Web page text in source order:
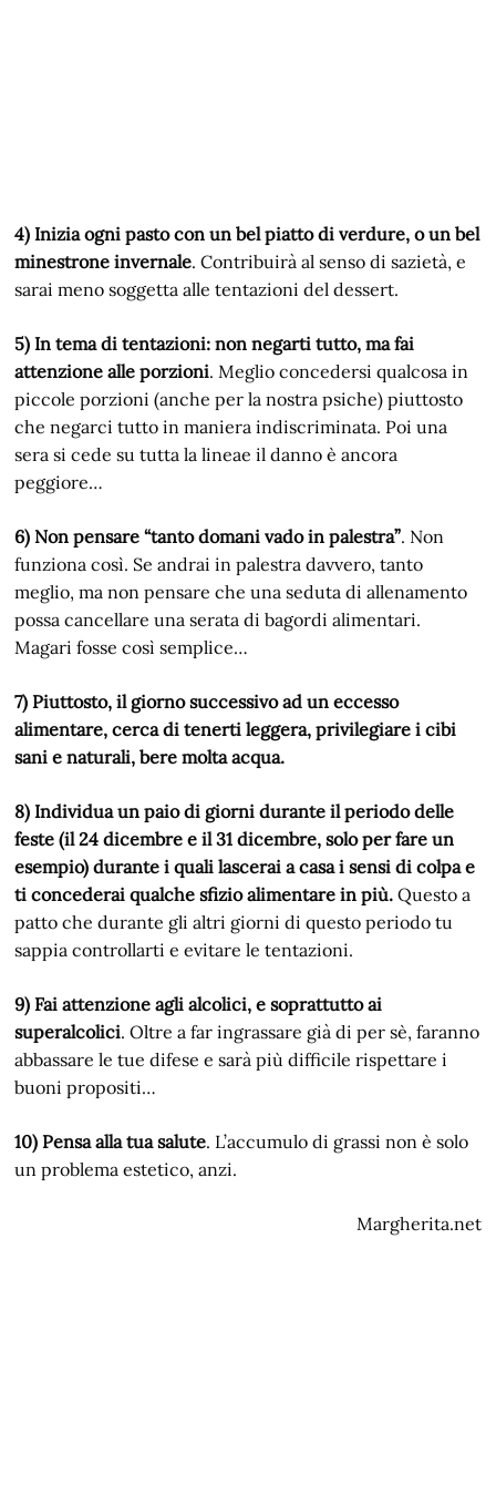
4) Inizia ogni pasto con un bel piatto di verdure, o un bel
minestrone invernale. Contribuirà al senso di sazietà, e
sarai meno soggetta alle tentazioni del dessert.
5) In tema di tentazioni: non negarti tutto, ma fai
attenzione alle porzioni. Meglio concedersi qualcosa in
piccole porzioni (anche per la nostra psiche) piuttosto
che negarci tutto in maniera indiscriminata. Poi una
sera si cede su tutta la lineae il danno è ancora
peggiore…
6) Non pensare “tanto domani vado in palestra”. Non
funziona così. Se andrai in palestra davvero, tanto
meglio, ma non pensare che una seduta di allenamento
possa cancellare una serata di bagordi alimentari.
Magari fosse così semplice…
7) Piuttosto, il giorno successivo ad un eccesso
alimentare, cerca di tenerti leggera, privilegiare i cibi
sani e naturali, bere molta acqua.
8) Individua un paio di giorni durante il periodo delle
feste (il 24 dicembre e il 31 dicembre, solo per fare un
esempio) durante i quali lascerai a casa i sensi di colpa e
ti concederai qualche sfizio alimentare in più. Questo a
patto che durante gli altri giorni di questo periodo tu
sappia controllarti e evitare le tentazioni.
9) Fai attenzione agli alcolici, e soprattutto ai
superalcolici. Oltre a far ingrassare già di per sè, faranno
abbassare le tue difese e sarà più difficile rispettare i
buoni propositi…
10) Pensa alla tua salute. L’accumulo di grassi non è solo
un problema estetico, anzi.
Margherita.net